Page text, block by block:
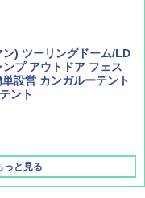
) ツーリングドーム/LD
プ アウトドア フェス
設営 カンガルーテント
ント
っと見る